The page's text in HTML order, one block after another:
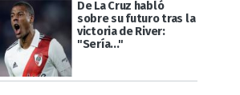
De La Cruz habló
sobre su futuro tras la
victoria de River:
"Sería..."